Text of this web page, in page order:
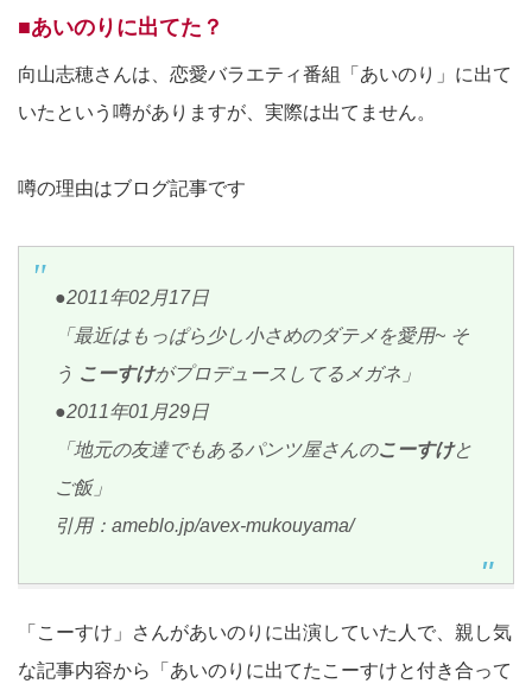
■あいのりに出てた？
向山志穂さんは、恋愛バラエティ番組「あいのり」に出て
いたという噂がありますが、実際は出てません。
噂の理由はブログ記事です
●2011年02月17日
「最近はもっぱら少し小さめのダテメを愛用~ そ
う こーすけがプロデュースしてるメガネ」
●2011年01月29日
「地元の友達でもあるパンツ屋さんのこーすけと
ご飯」
引用：ameblo.jp/avex-mukouyama/
「こーすけ」さんがあいのりに出演していた人で、親し気
な記事内容から「あいのりに出てたこーすけと付き合って